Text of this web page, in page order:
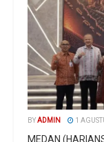
BYADMIN 1
MEDAN